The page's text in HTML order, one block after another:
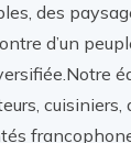
des
d’un